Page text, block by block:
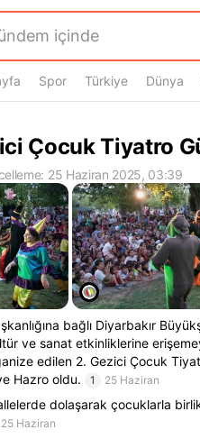
Spor Türkiye Dünya
Çocuk Tiyatro
25 Haziran 2025, 03:39
bağlı Diyarbakır
ve sanat etkinliklerine
edilen 2. Gezici Çocuk
Hazro oldu.
1 25 Haziran
dolaşarak çocuklarla
25 Haziran